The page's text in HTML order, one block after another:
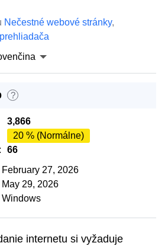
Nečestné webové stránky,
?
3,866
20 % (Normálne)
66
February 27, 2026
May 29, 2026
Windows
internetu si vyžaduje